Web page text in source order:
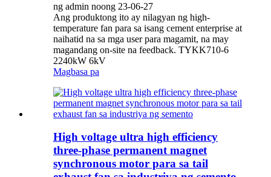
ng admin noong 23-06-27
Ang produktong ito ay nilagyan ng high-
temperature fan para sa isang cement enterprise at
naihatid na sa mga user para magamit, na may
magandang on-site na feedback. TYKK710-6
2240kW 6kV
Magbasa pa
High voltage ultra high efficiency
three-phase permanent magnet
synchronous motor para sa tail